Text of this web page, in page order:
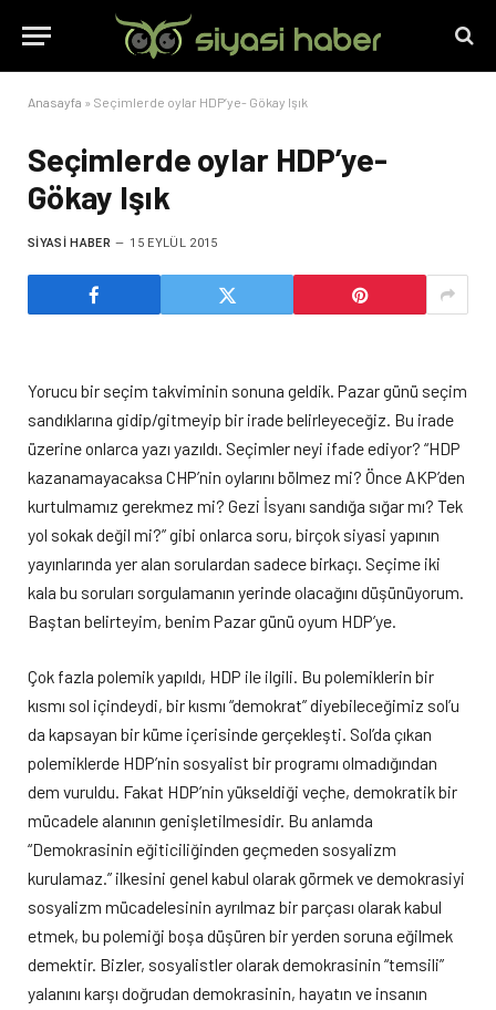
Anasayfa » Seçimlerde oylar HDP’ye- Gökay Işık
Seçimlerde oylar HDP’ye-
Gökay Işık
SIYASI HABER 15 EYLÜL 2015
Yorucu bir seçim takviminin sonuna geldik. Pazar günü seçim
sandıklarına gidip/gitmeyip bir irade belirleyeceğiz. Bu irade
üzerine onlarca yazı yazıldı. Seçimler neyi ifade ediyor? “HDP
kazanamayacaksa CHP’nin oylarını bölmez mi? Önce AKP’den
kurtulmamız gerekmez mi? Gezi İsyanı sandığa sığar mı? Tek
yol sokak değil mi?” gibi onlarca soru, birçok siyasi yapının
yayınlarında yer alan sorulardan sadece birkaçı. Seçime iki
kala bu soruları sorgulamanın yerinde olacağını düşünüyorum.
Baştan belirteyim, benim Pazar günü oyum HDP’ye.
Çok fazla polemik yapıldı, HDP ile ilgili. Bu polemiklerin bir
kısmı sol içindeydi, bir kısmı “demokrat” diyebileceğimiz sol’u
da kapsayan bir küme içerisinde gerçekleşti. Sol’da çıkan
polemiklerde HDP’nin sosyalist bir programı olmadığından
dem vuruldu. Fakat HDP’nin yükseldiği veçhe, demokratik bir
mücadele alanının genişletilmesidir. Bu anlamda
“Demokrasinin eğiticiliğinden geçmeden sosyalizm
kurulamaz.” ilkesini genel kabul olarak görmek ve demokrasiyi
sosyalizm mücadelesinin ayrılmaz bir parçası olarak kabul
etmek, bu polemiği boşa düşüren bir yerden soruna eğilmek
demektir. Bizler, sosyalistler olarak demokrasinin “temsili”
yalanını karşı doğrudan demokrasinin, hayatın ve insanın